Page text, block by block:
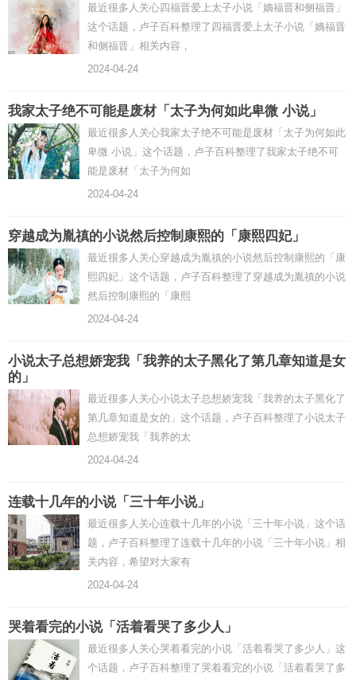
最近很多人关心四福晋爱上太子小说「嫡福晋和侧福晋」
这个话题，卢子百科整理了四福晋爱上太子小说「嫡福晋
和侧福晋」相关内容，
2024-04-24
我家太子绝不可能是废材「太子为何如此卑微 小说」
最近很多人关心我家太子绝不可能是废材「太子为何如此
卑微 小说」这个话题，卢子百科整理了我家太子绝不可
能是废材「太子为何如
2024-04-24
穿越成为胤禛的小说然后控制康熙的「康熙四妃」
最近很多人关心穿越成为胤禛的小说然后控制康熙的「康
熙四妃」这个话题，卢子百科整理了穿越成为胤禛的小说
然后控制康熙的「康熙
2024-04-24
小说太子总想娇宠我「我养的太子黑化了第几章知道是女
的」
最近很多人关心小说太子总想娇宠我「我养的太子黑化了
第几章知道是女的」这个话题，卢子百科整理了小说太子
总想娇宠我「我养的太
2024-04-24
连载十几年的小说「三十年小说」
最近很多人关心连载十几年的小说「三十年小说」这个话
题，卢子百科整理了连载十几年的小说「三十年小说」相
关内容，希望对大家有
2024-04-24
哭着看完的小说「活着看哭了多少人」
最近很多人关心哭着看完的小说「活着看哭了多少人」这
个话题，卢子百科整理了哭着看完的小说「活着看哭了多